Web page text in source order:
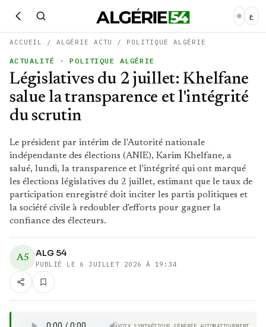
ع
ACCUEIL / ALGÉRIE ACTU / POLITIQUE ALGÉRIE
ACTUALITÉ · POLITIQUE ALGÉRIE
Législatives du 2 juillet: Khelfane
salue la transparence et l'intégrité
du scrutin
Le président par intérim de l'Autorité nationale
indépendante des élections (ANIE), Karim Khelfane, a
salué, lundi, la transparence et l'intégrité qui ont marqué
les élections législatives du 2 juillet, estimant que le taux de
participation enregistré doit inciter les partis politiques et
la société civile à redoubler d'efforts pour gagner la
confiance des électeurs.
A5 ALG 54
PUBLIÉ LE 6 JUILLET 2026 À 19:34